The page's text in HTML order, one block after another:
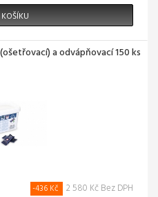
a odvápňovací 150 ks
-436 Kč 2 580 Kč Bez DPH